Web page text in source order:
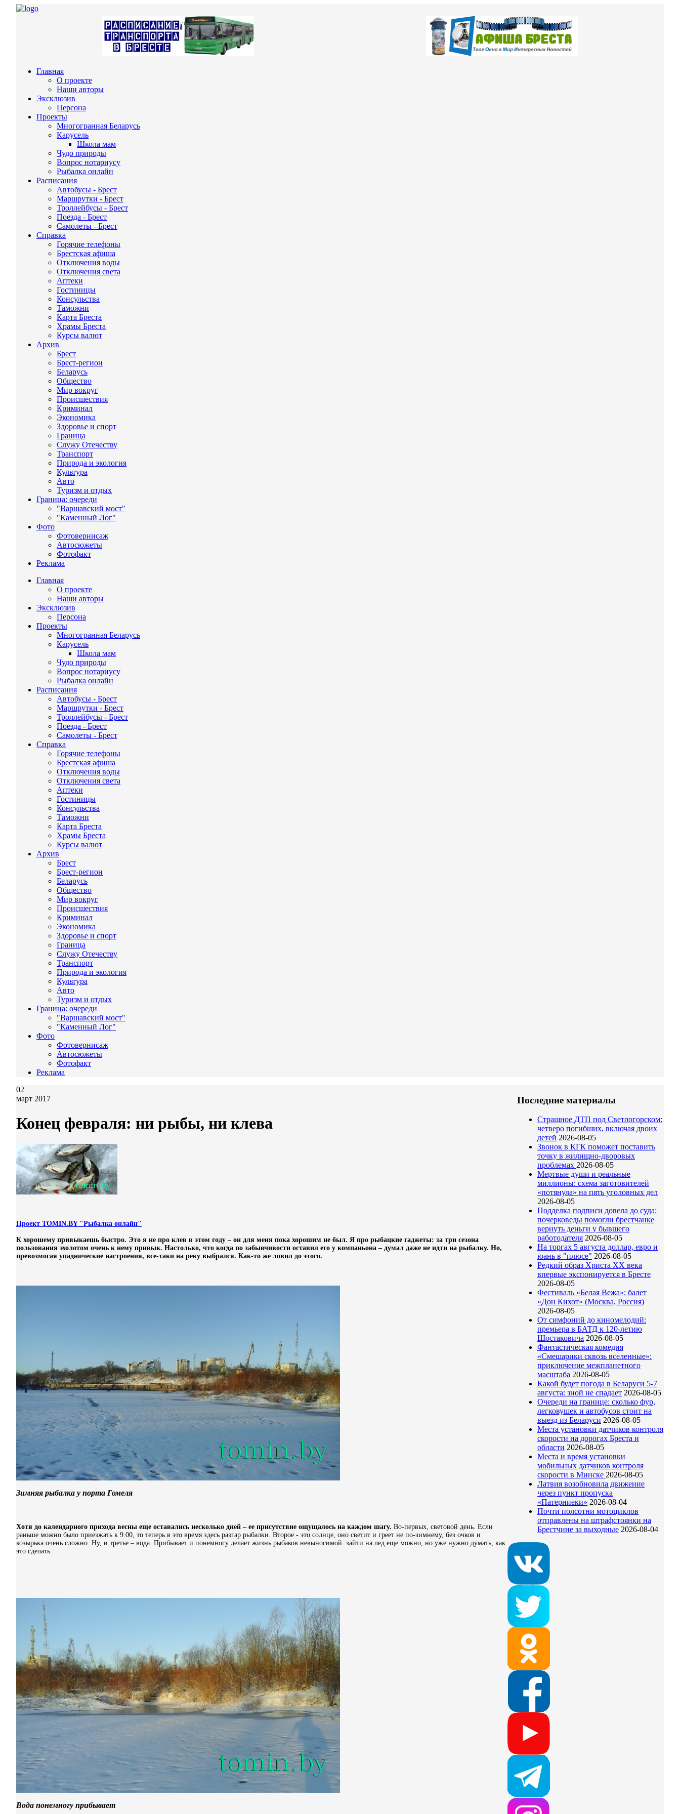
Главная
О проекте
Наши авторы
Эксклюзив
Персона
Проекты
Многогранная Беларусь
Карусель
Школа мам
Чудо природы
Вопрос нотариусу
Рыбалка онлайн
Расписания
Автобусы - Брест
Маршрутки - Брест
Троллейбусы - Брест
Поезда - Брест
Самолеты - Брест
Справка
Горячие телефоны
Брестская афиша
Отключения воды
Отключения света
Аптеки
Гостиницы
Консульства
Таможни
Карта Бреста
Храмы Бреста
Курсы валют
Архив
Брест
Брест-регион
Беларусь
Общество
Мир вокруг
Происшествия
Криминал
Экономика
Здоровье и спорт
Граница
Служу Отечеству
Транспорт
Природа и экология
Культура
Авто
Туризм и отдых
Граница: очереди
"Варшавский мост"
"Каменный Лог"
Фото
Фотовернисаж
Автосюжеты
Фотофакт
Реклама
Главная
О проекте
Наши авторы
Эксклюзив
Персона
Проекты
Многогранная Беларусь
Карусель
Школа мам
Чудо природы
Вопрос нотариусу
Рыбалка онлайн
Расписания
Автобусы - Брест
Маршрутки - Брест
Троллейбусы - Брест
Поезда - Брест
Самолеты - Брест
Справка
Горячие телефоны
Брестская афиша
Отключения воды
Отключения света
Аптеки
Гостиницы
Консульства
Таможни
Карта Бреста
Храмы Бреста
Курсы валют
Архив
Брест
Брест-регион
Беларусь
Общество
Мир вокруг
Происшествия
Криминал
Экономика
Здоровье и спорт
Граница
Служу Отечеству
Транспорт
Природа и экология
Культура
Авто
Туризм и отдых
Граница: очереди
"Варшавский мост"
"Каменный Лог"
Фото
Фотовернисаж
Автосюжеты
Фотофакт
Реклама
02
март 2017
Конец февраля: ни рыбы, ни клева
Проект TOMIN.BY "Рыбалка онлайн"
К хорошему привыкаешь быстро. Это я не про клев в этом году – он для меня пока хорошим не был. Я про рыбацкие гаджеты: за три сезона
пользования эхолотом очень к нему привык. Настолько, что когда по забывчивости оставил его у компаньона – думал даже не идти на рыбалку. Но,
превозмогая упаднические настроения, все-таки на реку выбрался. Как-то же ловил до этого.
Зимняя рыбалка у порта Гомеля
Хотя до календарного прихода весны еще оставались несколько дней – ее присутствие ощущалось на каждом шагу. Во-первых, световой день. Если
раньше можно было приезжать к 9.00, то теперь в это время здесь разгар рыбалки. Второе - это солнце, оно светит и греет не по-зимнему, без очков и
козырька очень сложно. Ну, и третье – вода. Прибывает и понемногу делает жизнь рыбаков невыносимой: зайти на лед еще можно, но уже нужно думать, как
это сделать.
Вода понемногу прибывает
Последние материалы
Страшное ДТП под Светлогорском:
четверо погибших, включая двоих
детей 2026-08-05
Звонок в КГК поможет поставить
точку в жилищно-дворовых
проблемах 2026-08-05
Мертвые души и реальные
миллионы: схема заготовителей
«потянула» на пять уголовных дел
2026-08-05
Подделка подписи довела до суда:
почерковеды помогли брестчанке
вернуть деньги у бывшего
работодателя 2026-08-05
На торгах 5 августа доллар, евро и
юань в "плюсе" 2026-08-05
Редкий образ Христа ХХ века
впервые экспонируется в Бресте
2026-08-05
Фестиваль «Белая Вежа»: балет
«Дон Кихот» (Москва, Россия)
2026-08-05
От симфоний до киномелодий:
премьера в БАТД к 120-летию
Шостаковича 2026-08-05
Фантастическая комедия
«Смешарики сквозь вселенные»:
приключение межпланетного
масштаба 2026-08-05
Какой будет погода в Беларуси 5-7
августа: зной не спадает 2026-08-05
Очереди на границе: сколько фур,
легковушек и автобусов стоит на
выезд из Беларуси 2026-08-05
Места установки датчиков контроля
скорости на дорогах Бреста и
области 2026-08-05
Места и время установки
мобильных датчиков контроля
скорости в Минске 2026-08-05
Латвия возобновила движение
через пункт пропуска
«Патерниеки» 2026-08-04
Почти полсотни мотоциклов
отправлены на штрафстоянки на
Брестчине за выходные 2026-08-04